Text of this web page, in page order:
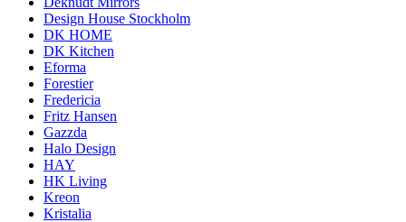
Design House Stockholm
DK HOME
DK Kitchen
Eforma
Forestier
Fredericia
Fritz Hansen
Gazzda
Halo Design
HAY
HK Living
Kreon
Kristalia